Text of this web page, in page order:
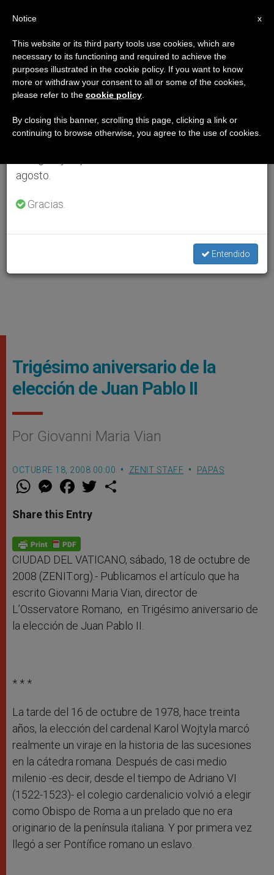
Trigésimo aniversario de la
elección de Juan Pablo II
Por Giovanni Maria Vian
OCTUBRE 18, 2008 00:00 ZENIT STAFF PAPAS
W
t
s
p
p
M
e
s
e
g
e
r
F
a
e
b
o
k
w
Share this Entry
CIUDAD DEL VATICANO, sábado, 18 de octubre de
2008 (ZENIT.org).- Publicamos el artículo que ha
escrito Giovanni Maria Vian, director de
L’Osservatore Romano, en Trigésimo aniversario de
la elección de Juan Pablo II.
* * *
La tarde del 16 de octubre de 1978, hace treinta
años, la elección del cardenal Karol Wojtyla marcó
realmente un viraje en la historia de las sucesiones
en la cátedra romana. Después de casi medio
milenio -es decir, desde el tiempo de Adriano VI
(1522-1523)- el colegio cardenalicio volvió a elegir
como Obispo de Roma a un prelado que no era
originario de la península italiana. Y por primera vez
llegó a ser Pontífice romano un eslavo.
×
Aviso importante
Del 27 de julio al 7 de agosto haremos la pausa
anual, aprovechando que en el periodo de verano
se generan menos informaciones y también el
agosto.
Gracias.
Entendido
x
Notice
This website or its third party tools use cookies, which are
necessary to its functioning and required to achieve the
purposes illustrated in the cookie policy. If you want to know
more or withdraw your consent to all or some of the cookies,
please refer to the cookie policy
By closing this banner, scrolling this page, clicking a link or
continuing to browse otherwise, you agree to the use of cookies.